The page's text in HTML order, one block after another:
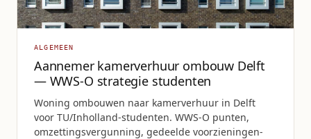
ALGEMEEN
Aannemer kamerverhuur ombouw Delft
— WWS-O strategie studenten
Woning ombouwen naar kamerverhuur in Delft
voor TU/Inholland-studenten. WWS-O punten,
omzettingsvergunning, gedeelde voorzieningen-